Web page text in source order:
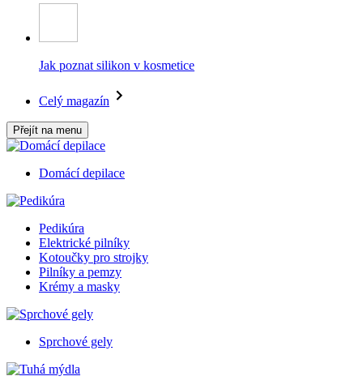
Jak poznat silikon v kosmetice
Celý magazín
Přejít na menu
Domácí depilace
Pedikúra
Elektrické pilníky
Kotoučky pro strojky
Pilníky a pemzy
Krémy a masky
Sprchové gely